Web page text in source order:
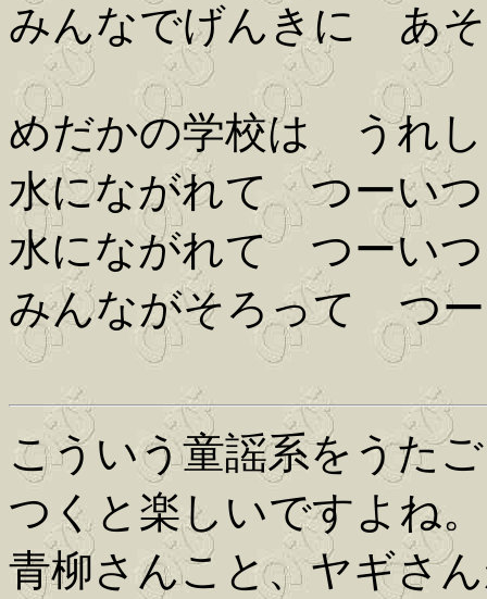
みんなでげんきに あ
めだかの学校は うれ
水にながれて つーい
水にながれて つーい
みんながそろって つ
こういう童謡系をうた
つくと楽しいですよね。
青柳さんこと、ヤギさ